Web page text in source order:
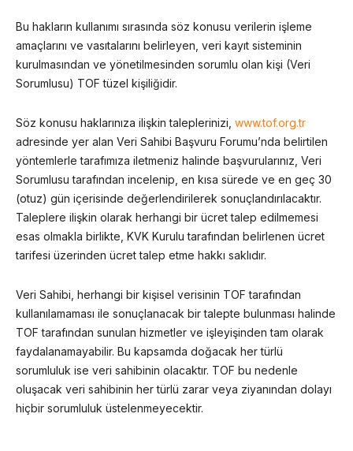
Bu hakların kullanımı sırasında söz konusu verilerin işleme
amaçlarını ve vasıtalarını belirleyen, veri kayıt sisteminin
kurulmasından ve yönetilmesinden sorumlu olan kişi (Veri
Sorumlusu) TOF tüzel kişiliğidir.
Söz konusu haklarınıza ilişkin taleplerinizi, www.tof.org.tr
adresinde yer alan Veri Sahibi Başvuru Forumu’nda belirtilen
yöntemlerle tarafımıza iletmeniz halinde başvurularınız, Veri
Sorumlusu tarafından incelenip, en kısa sürede ve en geç 30
(otuz) gün içerisinde değerlendirilerek sonuçlandırılacaktır.
Taleplere ilişkin olarak herhangi bir ücret talep edilmemesi
esas olmakla birlikte, KVK Kurulu tarafından belirlenen ücret
tarifesi üzerinden ücret talep etme hakkı saklıdır.
Veri Sahibi, herhangi bir kişisel verisinin TOF tarafından
kullanılamaması ile sonuçlanacak bir talepte bulunması halinde
TOF tarafından sunulan hizmetler ve işleyişinden tam olarak
faydalanamayabilir. Bu kapsamda doğacak her türlü
sorumluluk ise veri sahibinin olacaktır. TOF bu nedenle
oluşacak veri sahibinin her türlü zarar veya ziyanından dolayı
hiçbir sorumluluk üstelenmeyecektir.